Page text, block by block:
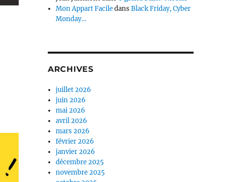
Mon Appart FaciledansBlack Friday, Cyber
Monday…
ARCHIVES
juillet 2026
juin 2026
mai 2026
avril 2026
mars 2026
février 2026
janvier 2026
décembre 2025
novembre 2025